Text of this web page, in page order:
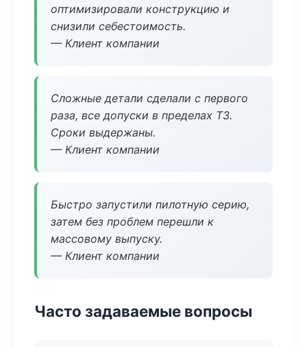
оптимизировали конструкцию и
снизили себестоимость.
— Клиент компании
Сложные детали сделали с первого
раза, все допуски в пределах ТЗ.
Сроки выдержаны.
— Клиент компании
Быстро запустили пилотную серию,
затем без проблем перешли к
массовому выпуску.
— Клиент компании
Часто задаваемые вопросы